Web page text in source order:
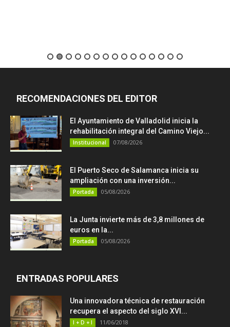
RECOMENDACIONES DEL EDITOR
El Ayuntamiento de Valladolid inicia la
rehabilitación integral del Camino Viejo...
Institucional 07/08/2026
El Puerto Seco de Salamanca inicia su
ampliación con una inversión...
Portada 05/08/2026
La Junta invierte más de 3,8 millones de
euros en la...
Portada 05/08/2026
ENTRADAS POPULARES
Una innovadora técnica de restauración
recupera el aspecto del siglo XVI...
I + D + I 11/06/2018